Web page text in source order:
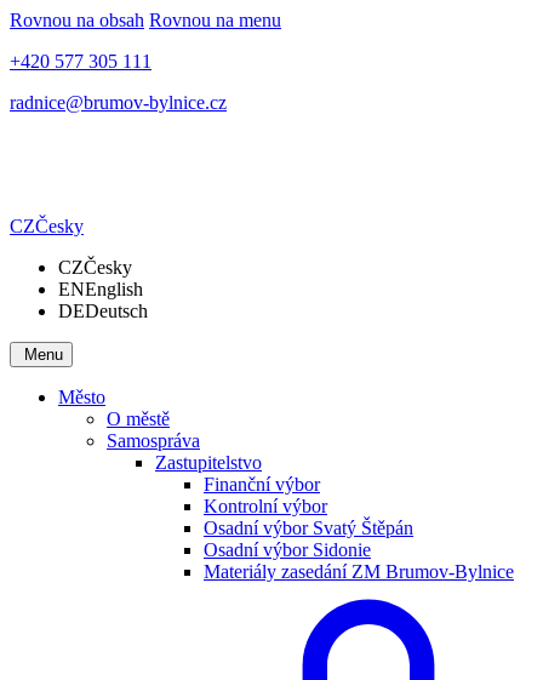
Rovnou na obsah Rovnou na menu
+420 577 305 111
radnice@brumov-bylnice.cz
CZČesky
CZČesky
ENEnglish
DEDeutsch
Menu
Město
O městě
Samospráva
Zastupitelstvo
Finanční výbor
Kontrolní výbor
Osadní výbor Svatý Štěpán
Osadní výbor Sidonie
Materiály zasedání ZM Brumov-Bylnice